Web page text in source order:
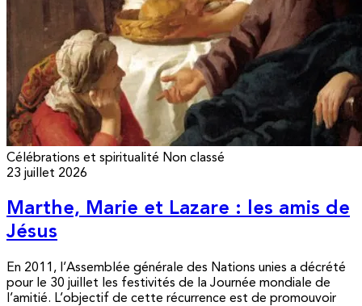
Célébrations et spiritualité Non classé
23 juillet 2026
Marthe, Marie et Lazare : les amis de
Jésus
En 2011, l’Assemblée générale des Nations unies a décrété
pour le 30 juillet les festivités de la Journée mondiale de
l’amitié. L’objectif de cette récurrence est de promouvoir